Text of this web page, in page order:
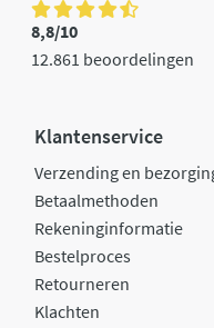
8,8/10
12.861 beoordelingen
Klantenservice
Verzending en
Betaalmethoden
Rekeninginformatie
Bestelproces
Retourneren
Klachten